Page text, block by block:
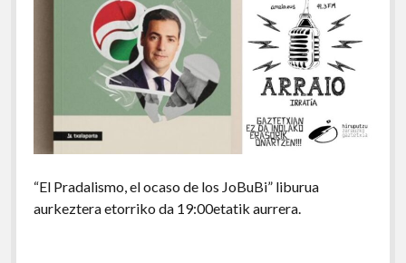
“El Pradalismo, el ocaso de los JoBuBi” liburua
aurkeztera etorriko da 19:00etatik aurrera.